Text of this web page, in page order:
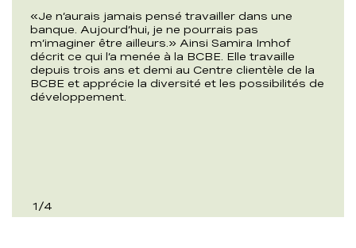
«Je n’aurais jamais pensé travailler dans une
banque. Aujourd’hui, je ne pourrais pas
m’imaginer être ailleurs.» Ainsi Samira Imhof
décrit ce qui l’a menée à la BCBE. Elle travaille
depuis trois ans et demi au Centre clientèle de la
BCBE et apprécie la diversité et les possibilités de
développement.
1/4